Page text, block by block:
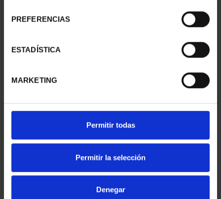
PREFERENCIAS
ESTADÍSTICA
MARKETING
Permitir todas
Permitir la selección
Denegar
DE LA HUMANIDAD
COLE...